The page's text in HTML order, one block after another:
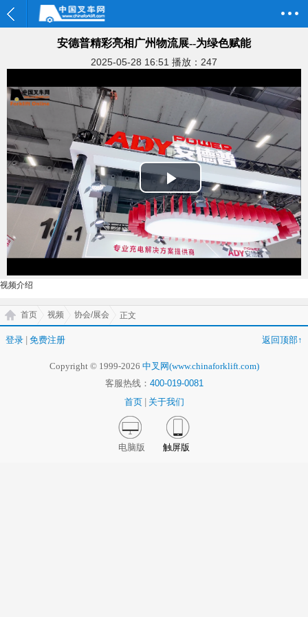
安德普精彩亮相广州物流展--为绿色赋能
2025-05-28 16:51 播放：247
Play
Video
视频介绍
首页 视频 协会/展会 正文
登录 免费注册 返回顶部↑
Copyright © 1999-2026 中叉网(www.chinaforklift.com)
客服热线： 400-019-0081
首页
关于我们
电脑版 触屏版